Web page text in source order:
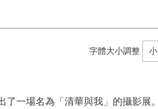
字體大小調整 小
一場名為「清華與我」的攝影展。